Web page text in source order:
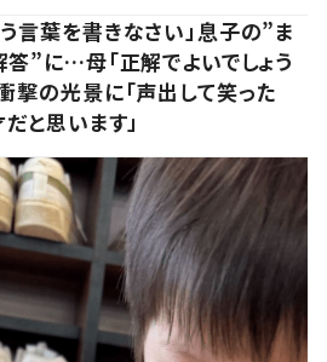
う言葉を書きなさい」息子の”ま
”に…母「正解でよいでしょう
撃の光景に「声出して笑った
だと思います」